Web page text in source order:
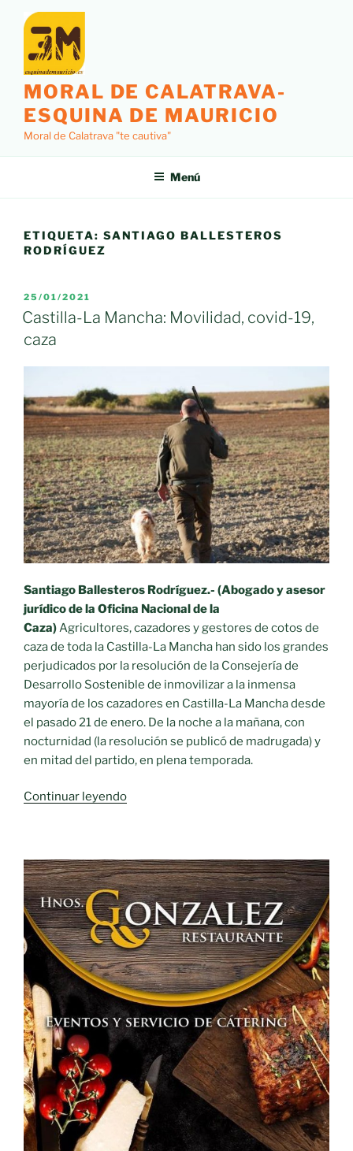
contenido
MORAL DE CALATRAVA-
ESQUINA DE MAURICIO
Moral de Calatrava "te cautiva"
Menú
ETIQUETA: SANTIAGO BALLESTEROS
RODRÍGUEZ
PUBLICADO
EL
25/01/2021
Castilla-La Mancha: Movilidad, covid-19,
caza
Santiago Ballesteros Rodríguez.- (Abogado y asesor
jurídico de la Oficina Nacional de la
Caza) Agricultores, cazadores y gestores de cotos de
caza de toda la Castilla-La Mancha han sido los grandes
perjudicados por la resolución de la Consejería de
Desarrollo Sostenible de inmovilizar a la inmensa
mayoría de los cazadores en Castilla-La Mancha desde
el pasado 21 de enero. De la noche a la mañana, con
nocturnidad (la resolución se publicó de madrugada) y
en mitad del partido, en plena temporada.
Continuar leyendo«Castilla-
covid-
19,
caza»